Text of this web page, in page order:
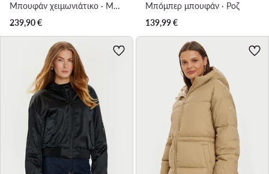
Μπουφάν χειμωνιάτικο · Μαύρο
239,90€
Μπόμπερ μπουφάν · Ροζ
139,99€